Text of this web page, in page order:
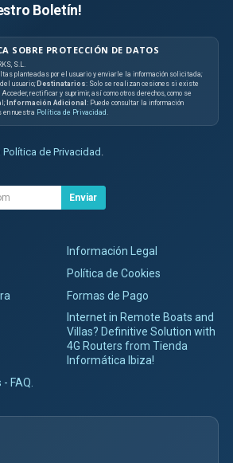
Boletín!
SOBRE PROTECCIÓN DE DATOS
S.L.
planteadas por el usuario y enviarle la información solicitada;
usuario; Destinatarios: Solo se realizan cesiones si existe
Acceder, rectificar y suprimir, así como otros derechos, como se
Información Adicional : Puede consultar la información
en nuestra Política de Privacidad
Política de Privacidad
Enviar
Información Legal
Política de Cookies
Formas de Pago
Internet in Remote Boats and
Villas? Definitive Solution with
4G Routers from Tienda
Informática Ibiza!
FAQ.